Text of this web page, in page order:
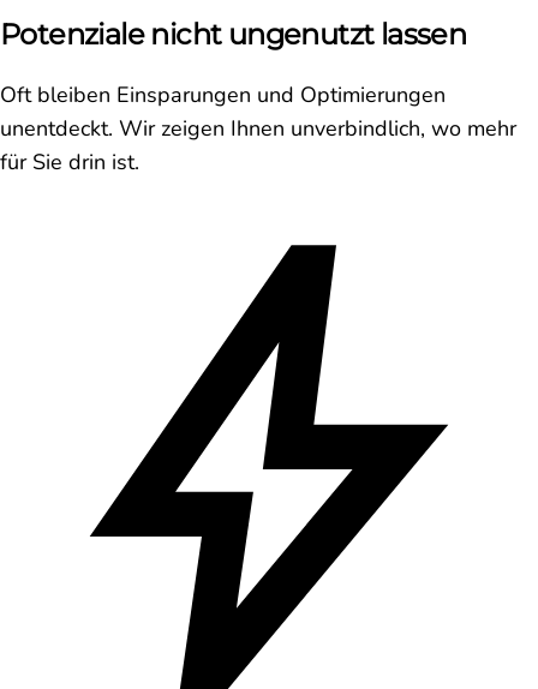
Potenziale nicht ungenutzt lassen
Oft bleiben Einsparungen und Optimierungen
unentdeckt. Wir zeigen Ihnen unverbindlich, wo mehr
für Sie drin ist.